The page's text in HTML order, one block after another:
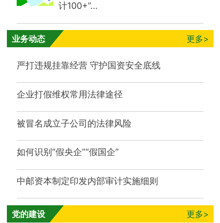
计100+”…
业务动态 更多>
严打违规挂靠经营 守护国资安全底线
企业打假维权常用法律途径
被冒名成立子公司的法律风险
如何识别“假央企”“假国企”
中邮资本制定印发内部审计实施细则
党的建设 更多>